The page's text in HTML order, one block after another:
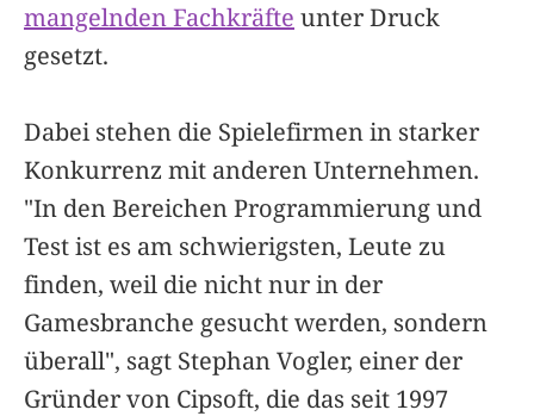
mangelnden Fachkräfte unter Druck
gesetzt.
Dabei stehen die Spielefirmen in starker
Konkurrenz mit anderen Unternehmen.
"In den Bereichen Programmierung und
Test ist es am schwierigsten, Leute zu
finden, weil die nicht nur in der
Gamesbranche gesucht werden, sondern
überall", sagt Stephan Vogler, einer der
Gründer von Cipsoft, die das seit 1997